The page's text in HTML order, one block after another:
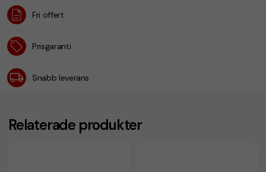
Fri offert
Prisgaranti
Snabb leverans
Relaterade produkter